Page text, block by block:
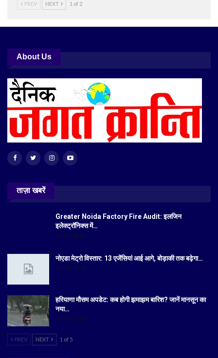
PREV NEXT 1 of 2
About Us
ताज़ा खबरें
Greater Noida Factory Fire Audit: इलजिन
इलेक्ट्रॉनिक्स में…
Aug 6, 2026
नोएडा मेट्रो विस्तार: 13 एजेंसियां आई आगे, बोड़ाकी तक बढ़ेगा…
Jul 19, 2026
हरियाणा मौसम अपडेट: कब होगी झमाझम बारिश? जानें मानसून का
नया…
Jul 18, 2026
PREV NEXT 1 of 5